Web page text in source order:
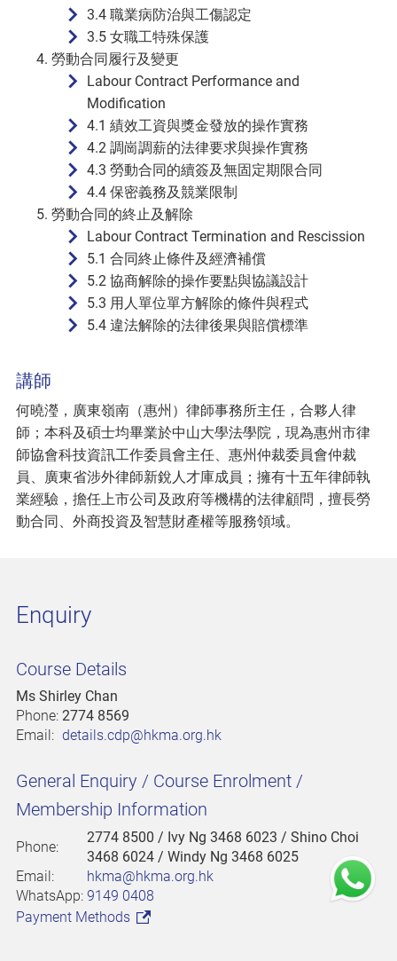
3.4 職業病防治與工傷認定
3.5 女職工特殊保護
勞動合同履行及變更
Labour Contract Performance and
Modification
4.1 績效工資與獎金發放的操作實務
4.2 調崗調薪的法律要求與操作實務
4.3 勞動合同的續簽及無固定期限合同
4.4 保密義務及競業限制
勞動合同的終止及解除
Labour Contract Termination and Rescission
5.1 合同終止條件及經濟補償
5.2 協商解除的操作要點與協議設計
5.3 用人單位單方解除的條件與程式
5.4 違法解除的法律後果與賠償標準
講師
何曉瀅，廣東嶺南（惠州）律師事務所主任，合夥人律
師；本科及碩士均畢業於中山大學法學院，現為惠州市律
師協會科技資訊工作委員會主任、惠州仲裁委員會仲裁
員、廣東省涉外律師新銳人才庫成員；擁有十五年律師執
業經驗，擔任上市公司及政府等機構的法律顧問，擅長勞
動合同、外商投資及智慧財產權等服務領域。
Enquiry
Course Details
Ms Shirley Chan
Phone: 2774 8569
Email: details.cdp@hkma.org.hk
General Enquiry / Course Enrolment /
Membership Information
Phone:
2774 8500 / Ivy Ng 3468 6023 / Shino Choi
3468 6024 / Windy Ng 3468 6025
Email:
hkma@hkma.org.hk
WhatsApp: 9149 0408
Payment Methods